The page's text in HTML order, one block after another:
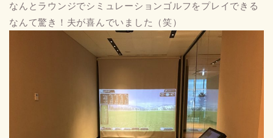
なんとラウンジでシミュレーションゴルフをプレイできる
なんて驚き！夫が喜んでいました（笑）